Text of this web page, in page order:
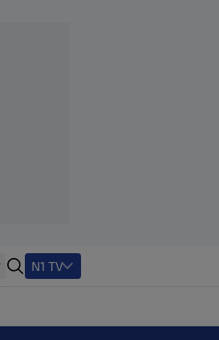
N1 TV